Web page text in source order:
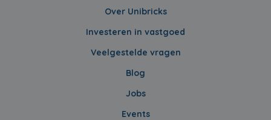
Over Unibricks
Investeren in vastgoed
Veelgestelde vragen
Blog
Jobs
Events